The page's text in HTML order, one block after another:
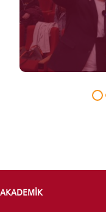
STUDENT
AKADEMİK